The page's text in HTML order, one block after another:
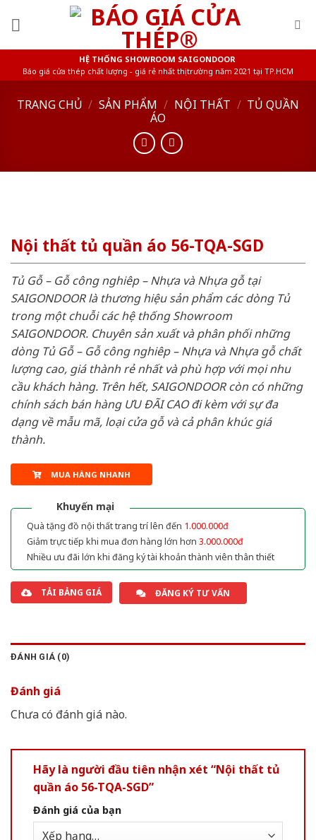
HỆ THỐNG SHOWROOM SAIGONDOOR
Báo giá cửa thép chất lượng - giá rẻ nhất thị trường năm 2021 tại TP.HCM
TRANG CHỦ / SẢN PHẨM / NỘI THẤT / TỦ QUẦN
ÁO
Nội thất tủ quần áo 56-TQA-SGD
Tủ Gỗ – Gỗ công nghiêp – Nhựa và Nhựa gỗ tại
SAIGONDOOR là thương hiệu sản phẩm các dòng Tủ
trong một chuỗi các hệ thống Showroom
SAIGONDOOR. Chuyên sản xuất và phân phối những
dòng Tủ Gỗ – Gỗ công nghiêp – Nhựa và Nhựa gỗ chất
lượng cao, giá thành rẻ nhất và phù hợp với mọi nhu
cầu khách hàng. Trên hết, SAIGONDOOR còn có những
chính sách bán hàng ƯU ĐÃI CAO đi kèm với sự đa
dạng về mẫu mã, loại cửa gỗ và cả phân khúc giá
thành.
MUA HÀNG NHANH
Khuyến mại
Quà tặng đồ nội thất trang trí lên đến 1.000.000đ
Giảm trực tiếp khi mua đơn hàng lớn hơn 3.000.000đ
Nhiều ưu đãi lớn khi đăng ký tài khoản thành viên thân thiết
TẢI BẢNG GIÁ ĐĂNG KÝ TƯ VẤN
ĐÁNH GIÁ (0)
Đánh giá
Chưa có đánh giá nào.
Hãy là người đầu tiên nhận xét “Nội thất tủ
quần áo 56-TQA-SGD”
Đánh giá của bạn